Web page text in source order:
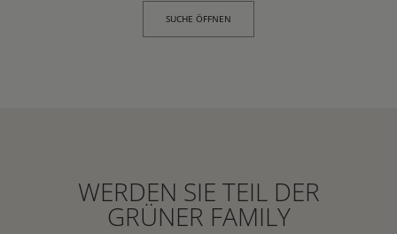
SUCHE ÖFFNEN
WERDEN SIE TEIL DER
GRÜNER FAMILY